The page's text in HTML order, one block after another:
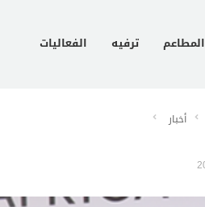
المطاعم ترفيه الفعاليات
أخبار